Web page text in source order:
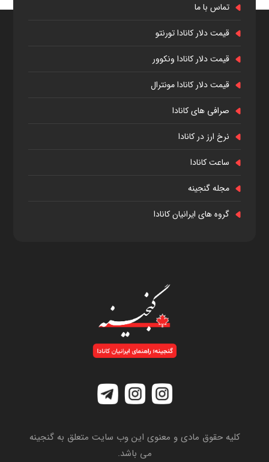
تماس با ما
قیمت دلار کانادا تورنتو
قیمت دلار کانادا ونکوور
قیمت دلار کانادا مونترال
صرافی های کانادا
نرخ ارز در کانادا
ساعت کانادا
مجله گنجینه
گروه های ایرانیان کانادا
کلیه حقوق مادی و معنوی این وب سایت متعلق به گنجینه
می باشد.